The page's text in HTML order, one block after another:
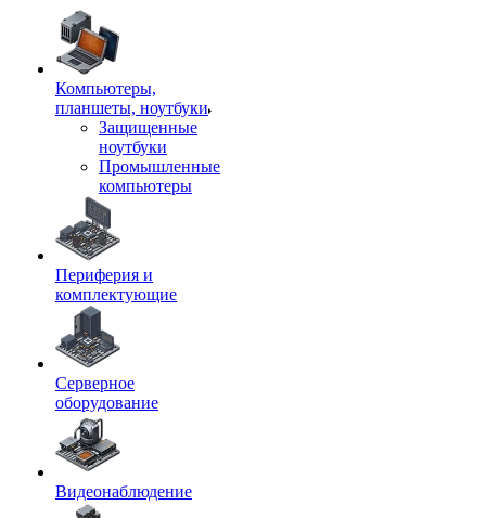
Компьютеры,
планшеты, ноутбуки
Защищенные
ноутбуки
Промышленные
компьютеры
Периферия и
комплектующие
Серверное
оборудование
Видеонаблюдение